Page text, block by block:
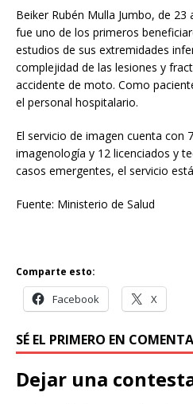
Beiker Rubén Mulla Jumbo, de
fue uno de los primeros
estudios de sus extremidades
complejidad de las lesiones y
accidente de moto. Como
el personal hospitalario.
El servicio de imagen cuenta con
imagenología y 12 licenciados y
casos emergentes, el servicio
Fuente: Ministerio de Salud
Comparte esto:
Facebook X
SÉ EL PRIMERO EN
Dejar una